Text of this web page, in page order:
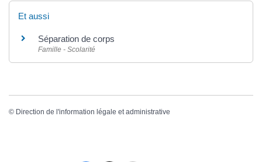
Et aussi
Séparation de corps
Famille - Scolarité
© Direction de l'information légale et administrative